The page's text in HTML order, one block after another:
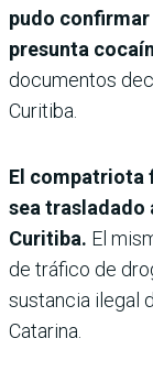
pudo
presunta
documentos
Curitiba.
El compatriota
sea trasladado
Curitiba. El
de tráfico de
sustancia ilegal
Catarina.